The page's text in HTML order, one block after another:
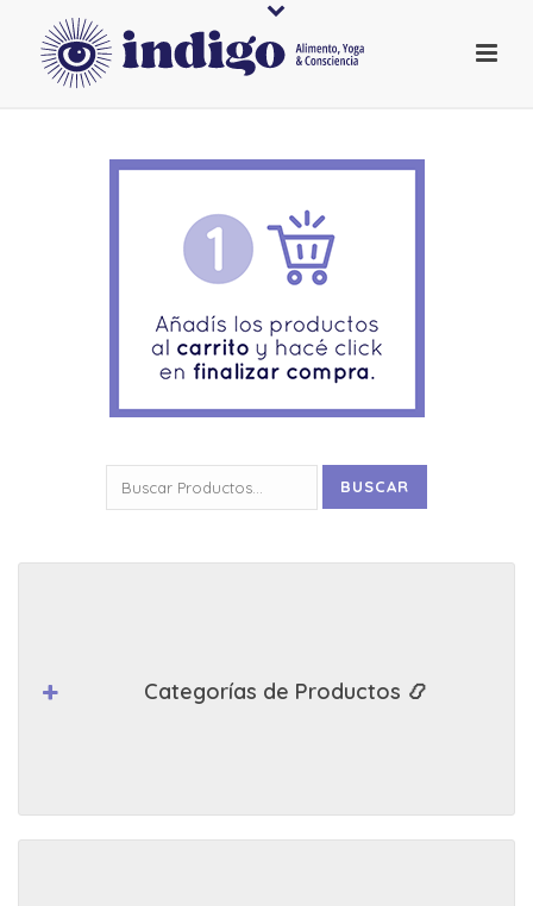
por:
BUSCAR
Categorías de Productos 📿